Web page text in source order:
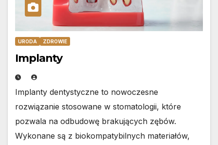
URODA ZDROWIE
Implanty
Implanty dentystyczne to nowoczesne
rozwiązanie stosowane w stomatologii, które
pozwala na odbudowę brakujących zębów.
Wykonane są z biokompatybilnych materiałów,